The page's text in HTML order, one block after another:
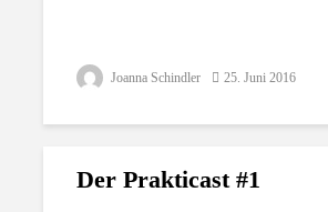
Joanna Schindler 25. Juni 2016
Der Prakticast #1